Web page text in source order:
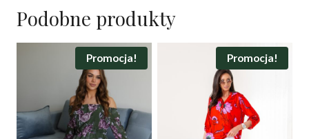
Podobne produkty
Promocja! Promocja!